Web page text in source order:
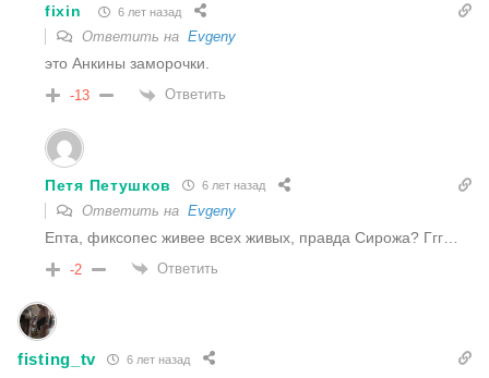
fixin 6 лет назад
Ответить на Evgeny
это Анкины заморочки.
-13 Ответить
Петя Петушков 6 лет назад
Ответить на Evgeny
Епта, фиксопес живее всех живых, правда Сирожа? Ггг…
-2 Ответить
fisting_tv 6 лет назад